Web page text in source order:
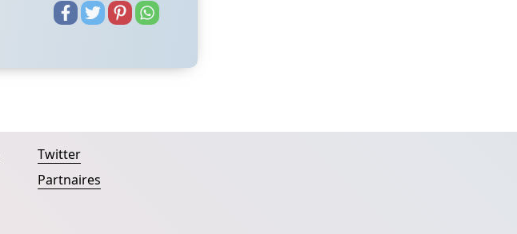
Twitter
Partnaires